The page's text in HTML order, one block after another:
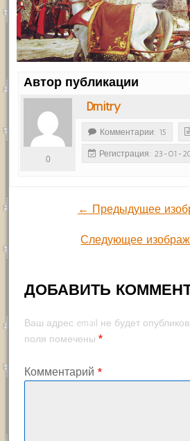
Автор публикации
Dmitry
0
Комментарии: 15
Регистрация: 23-01-
← Предыдущее
Следующее
ДОБАВИТЬ
Ваш адрес email не будет
поля помечены *
Комментарий *